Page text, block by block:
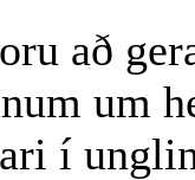
að
um
í